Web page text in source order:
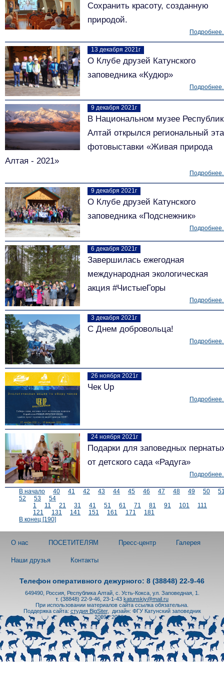
Сохранить красоту, созданную
природой.
13 декабря 2021г
О Клубе друзей Катунского
заповедника «Кудюр»
9 декабря 2021г
В Национальном музее
Алтай открылся региональный
фотовыставки «Живая природа
Алтая - 2021»
9 декабря 2021г
О Клубе друзей Катунского
заповедника «Подснежник»
6 декабря 2021г
Завершилась ежегодная
международная экологическая
акция #ЧистыеГоры
3 декабря 2021г
С Днем добровольца!
26 ноября 2021г
Чек Up
24 ноября 2021г
Подарки для заповедных
от детского сада «Радуга»
В начало 40 41 42 43 44 45 46 47 48 49 50
52
53
54
1
11 21 31 41 51 61 71 81 91 101
111
121
131 141 151 161 171
181
В конец [190]
О нас ПОСЕТИТЕЛЯМ Пресс-центр Галерея
Наши друзья Контакты
Телефон оперативного дежурного: 8 (38848) 22-9-46
649490, Россия, Республика Алтай, с. Усть-Кокса, ул. Заповедная, 1.
т. (38848) 22-9-46, 23-1-43 katunskiy@mail.ru
При использовании материалов сайта ссылка обязательна.
Поддержка сайта: студия BigSiter,
дизайн: ФГУ Катунский заповедник
2009 - 2026 гг.